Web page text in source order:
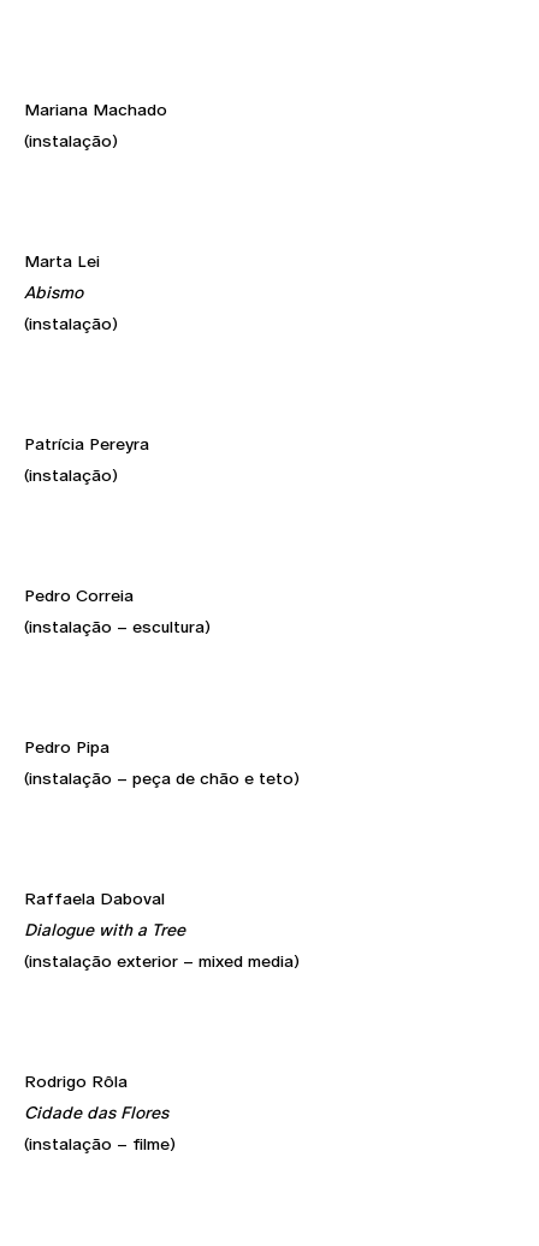
Mariana Machado
(instalação)
Marta Lei
Abismo
(instalação)
Patrícia Pereyra
(instalação)
Pedro Correia
(instalação – escultura)
Pedro Pipa
(instalação – peça de chão e teto)
Raffaela Daboval
Dialogue with a Tree
(instalação exterior – mixed media)
Rodrigo Rôla
Cidade das Flores
(instalação – filme)